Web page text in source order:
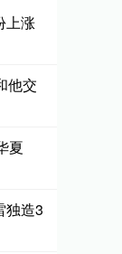
上涨
他交
夏
独造3